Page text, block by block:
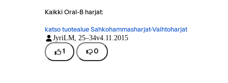
Kaikki Oral-B harjat:
katso tuotealue Sahkohammasharjat-Vaihtoharjat
JyriLM, 25–34v4.11.2015
1 0